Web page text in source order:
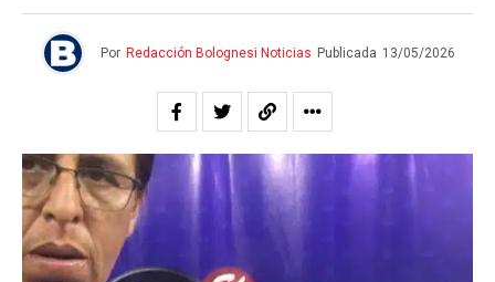
Por Redacción Bolognesi Noticias Publicada 13/05/2026